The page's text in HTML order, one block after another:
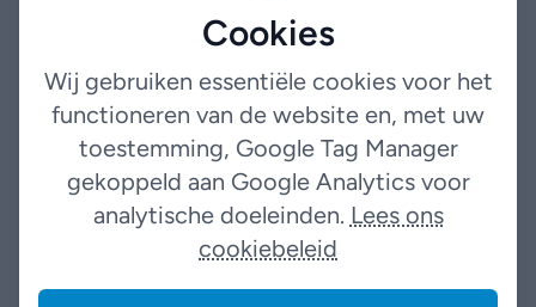
Over ons
Contact
Cookies
Wij gebruiken essentiële cookies voor het
functioneren van de website en, met uw
toestemming, Google Tag Manager
gekoppeld aan Google Analytics voor
analytische doeleinden. Lees ons
cookiebeleid